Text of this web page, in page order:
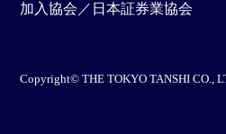
加入協会／日本証券業協会
Copyright© THE TOKYO TANSHI CO.,